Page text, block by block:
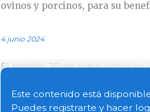
ovinos y porcinos, para su
4 junio 2024
El pasado 20 de mayo entró en
legislación cumple un
exportación de animales vivos,
Este contenido está
Puedes registrarte y hacer